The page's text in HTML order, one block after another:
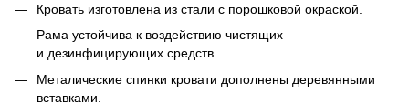
Кровать изготовлена из стали с порошковой окраской.
Рама устойчива к воздействию чистящих
и дезинфицирующих средств.
Металические спинки кровати дополнены деревянными
вставками.